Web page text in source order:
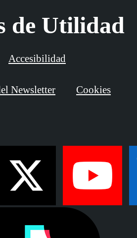
de Utilidad
Accesibilidad
Newsletter Cookies